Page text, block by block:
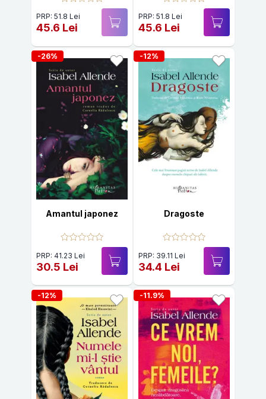
PRP: 51.8 Lei
45.6 Lei
PRP: 51.8 Lei
45.6 Lei
-26%
Amantul japonez
PRP: 41.23 Lei
30.5 Lei
-12%
Dragoste
PRP: 39.11 Lei
34.4 Lei
-12% -11.9%